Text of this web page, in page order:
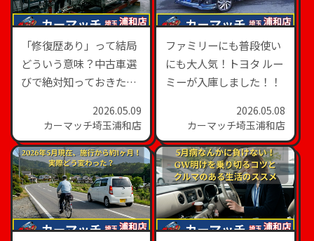
「修復歴あり」って結局
どういう意味？中古車選
びで絶対知っておきたい
2026.05.09
カーマッチ埼玉浦和店
ファミリーにも普段使い
にも大人気！トヨタ ルー
ミーが入庫しました！！
2026.05.08
カーマッチ埼玉浦和店